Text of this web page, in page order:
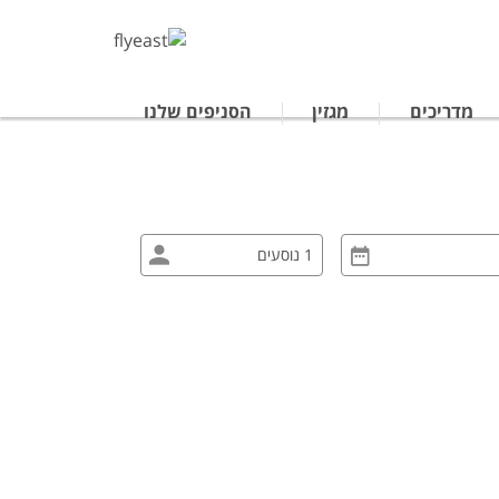
מדריכים
מגזין
הסניפים שלנו